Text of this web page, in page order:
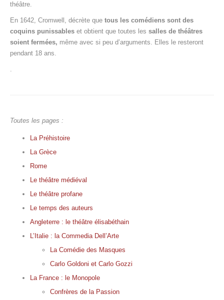
théâtre.
En 1642, Cromwell, décrète que tous les comédiens sont des
coquins punissables et obtient que toutes les salles de théâtres
soient fermées, même avec si peu d’arguments. Elles le resteront
pendant 18 ans.
.
Toutes les pages :
La Préhistoire
La Grèce
Rome
Le théâtre médiéval
Le théâtre profane
Le temps des auteurs
Angleterre : le théâtre élisabéthain
L’Italie : la Commedia Dell’Arte
La Comédie des Masques
Carlo Goldoni et Carlo Gozzi
La France : le Monopole
Confrères de la Passion